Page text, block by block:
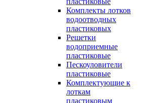
Комплекты лотков
водоотводных
пластиковых
Решетки
водоприемные
пластиковые
Пескоуловители
пластиковые
Комплектующие к
лоткам
пластиковым